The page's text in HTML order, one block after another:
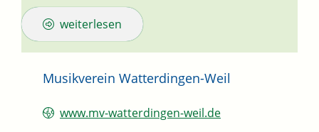
weiterlesen
Musikverein Watterdingen-Weil
www.mv-watterdingen-weil.de